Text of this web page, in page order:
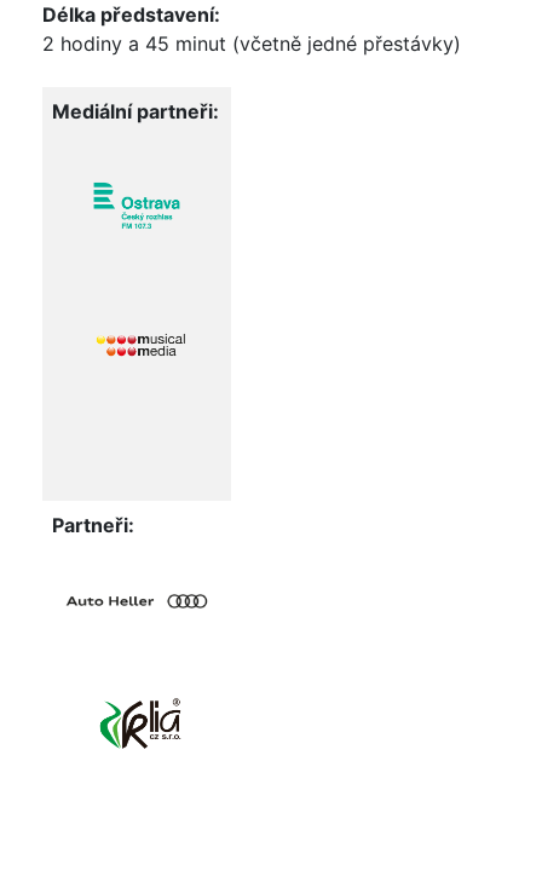
Délka představení:
2 hodiny a 45 minut (včetně jedné přestávky)
Mediální partneři:
Partneři: